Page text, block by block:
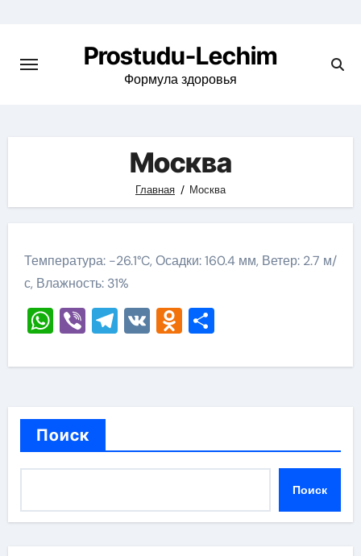
содержимому
Prostudu-Lechim
Формула здоровья
Москва
Главная Москва
Температура: -26.1°C, Осадки: 160.4 мм, Ветер: 2.7 м/
с, Влажность: 31%
WhatsApp
ViberTelegram
VKOdnoklassniki
Отправить
Поиск
Поиск